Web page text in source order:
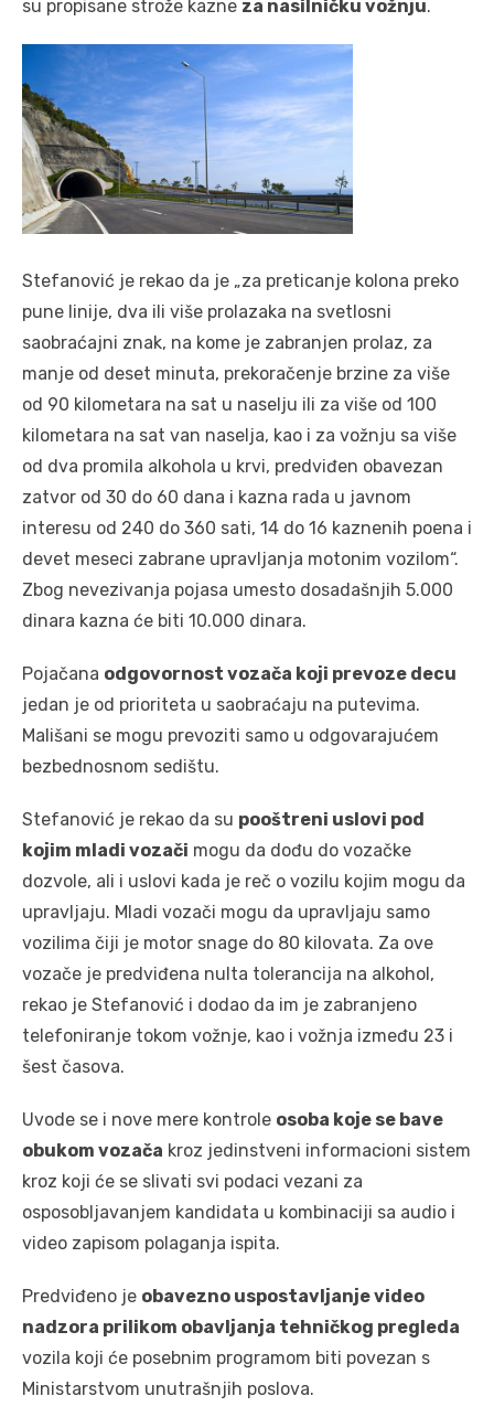
su propisane strože kazne za nasilničku vožnju.
Stefanović je rekao da je „za preticanje kolona preko
pune linije, dva ili više prolazaka na svetlosni
saobraćajni znak, na kome je zabranjen prolaz, za
manje od deset minuta, prekoračenje brzine za više
od 90 kilometara na sat u naselju ili za više od 100
kilometara na sat van naselja, kao i za vožnju sa više
od dva promila alkohola u krvi, predviđen obavezan
zatvor od 30 do 60 dana i kazna rada u javnom
interesu od 240 do 360 sati, 14 do 16 kaznenih poena i
devet meseci zabrane upravljanja motonim vozilom“.
Zbog nevezivanja pojasa umesto dosadašnjih 5.000
dinara kazna će biti 10.000 dinara.
Pojačana odgovornost vozača koji prevoze decu
jedan je od prioriteta u saobraćaju na putevima.
Mališani se mogu prevoziti samo u odgovarajućem
bezbednosnom sedištu.
Stefanović je rekao da su pooštreni uslovi pod
kojim mladi vozači mogu da dođu do vozačke
dozvole, ali i uslovi kada je reč o vozilu kojim mogu da
upravljaju. Mladi vozači mogu da upravljaju samo
vozilima čiji je motor snage do 80 kilovata. Za ove
vozače je predviđena nulta tolerancija na alkohol,
rekao je Stefanović i dodao da im je zabranjeno
telefoniranje tokom vožnje, kao i vožnja između 23 i
šest časova.
Uvode se i nove mere kontrole osoba koje se bave
obukom vozača kroz jedinstveni informacioni sistem
kroz koji će se slivati svi podaci vezani za
osposobljavanjem kandidata u kombinaciji sa audio i
video zapisom polaganja ispita.
Predviđeno je obavezno uspostavljanje video
nadzora prilikom obavljanja tehničkog pregleda
vozila koji će posebnim programom biti povezan s
Ministarstvom unutrašnjih poslova.